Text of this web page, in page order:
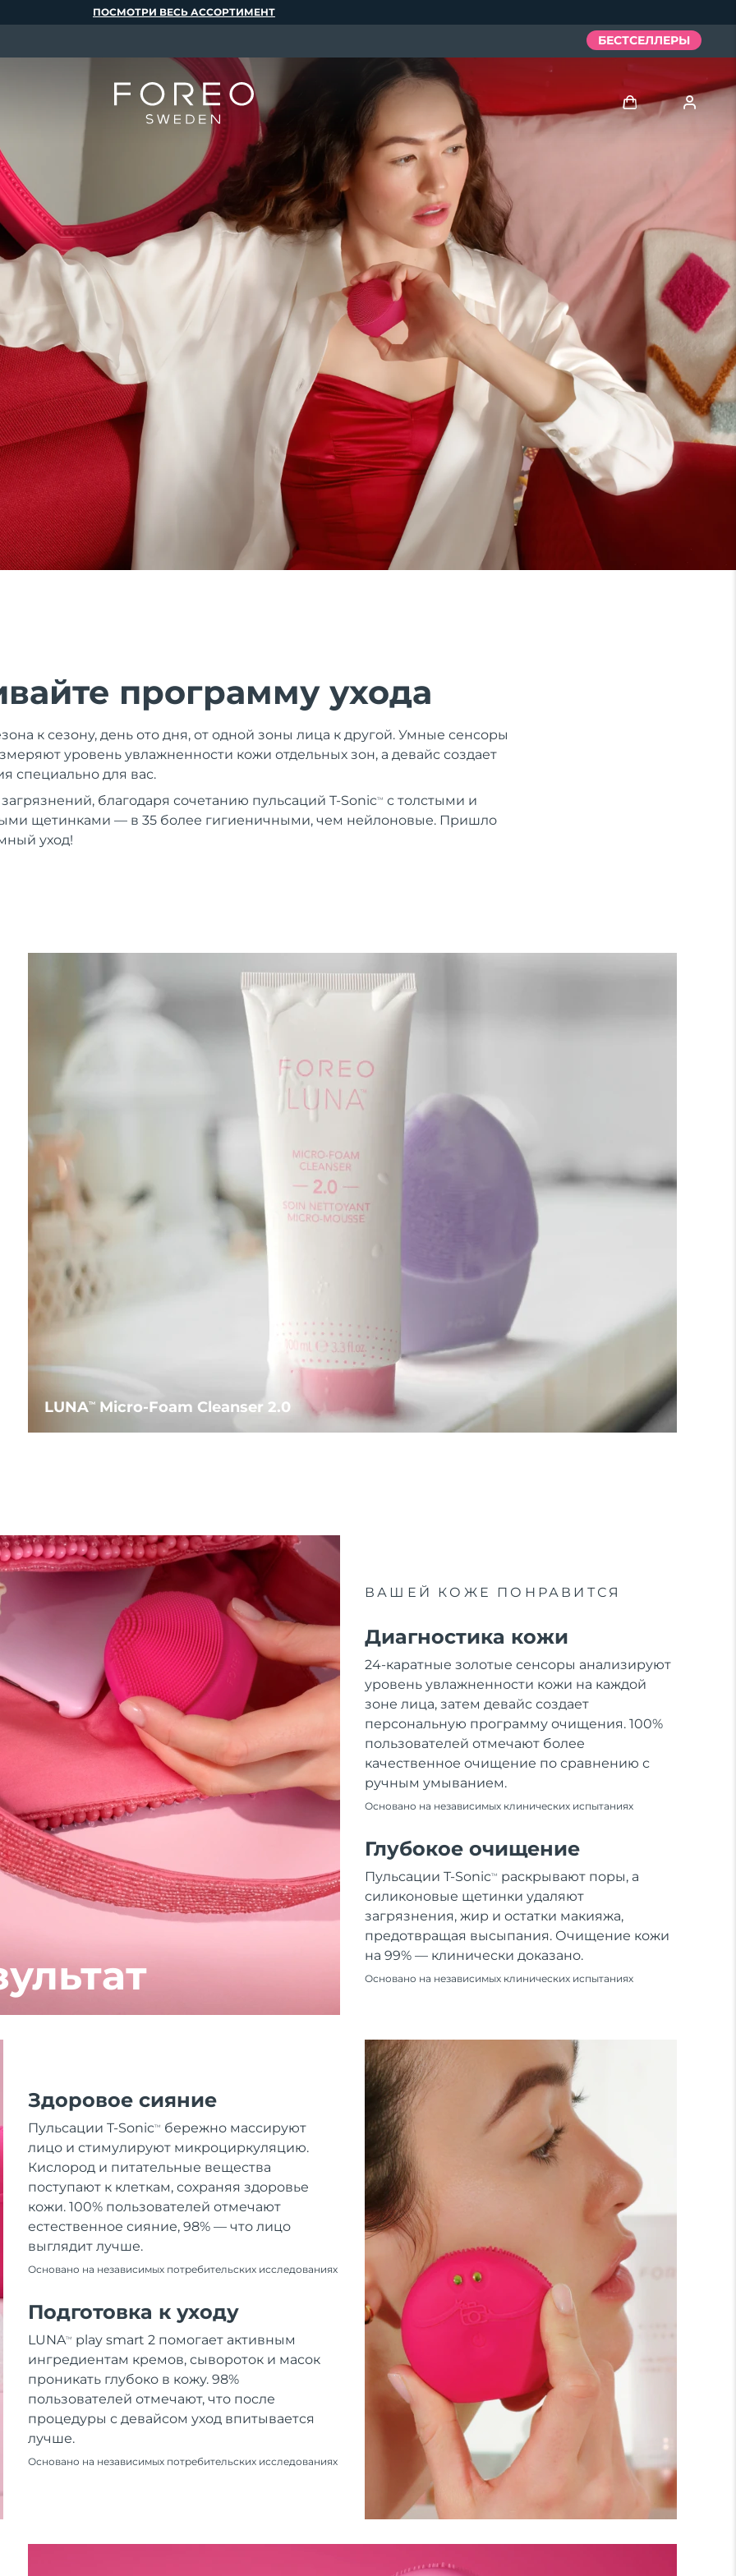
программу ухода
к сезону, день ото дня, от одной зоны лица к другой. Умные сенсоры
уровень увлажненности кожи отдельных зон, а девайс создает
специально для вас.
благодаря сочетанию пульсаций T-SonicTM
с толстыми и
щетинками — в 35 более гигиеничными, чем нейлоновые. Пришло
уход!
LUNATMMicro-Foam Cleanser 2.0
ВАШЕЙ КОЖЕ ПОНРАВИТСЯ
Диагностика кожи
24-каратные золотые сенсоры анализируют
уровень увлажненности кожи на каждой
зоне лица, затем девайс создает
персональную программу очищения. 100%
пользователей отмечают более
качественное очищение по сравнению с
ручным умыванием.
Основано на независимых клинических испытаниях
Глубокое очищение
Пульсации T-SonicTM
раскрывают поры, а
силиконовые щетинки удаляют
загрязнения, жир и остатки макияжа,
предотвращая высыпания. Очищение кожи
на 99% — клинически доказано.
Основано на независимых клинических испытаниях
Здоровое сияние
Пульсации T-SonicTM
бережно массируют
лицо и стимулируют микроциркуляцию.
Кислород и питательные вещества
поступают к клеткам, сохраняя здоровье
кожи. 100% пользователей отмечают
естественное сияние, 98% — что лицо
выглядит лучше.
Основано на независимых потребительских исследованиях
Подготовка к уходу
LUNATM
play smart 2 помогает активным
ингредиентам кремов, сывороток и масок
проникать глубоко в кожу. 98%
пользователей отмечают, что после
процедуры с девайсом уход впитывается
лучше.
Основано на независимых потребительских исследованиях
ПОСМОТРИ ВЕСЬ АССОРТИМЕНТ
БЕСТСЕЛЛЕРЫ
Профиль пользователя
Мои приборы
Мои заказы
Мои адреса
Мои подписки